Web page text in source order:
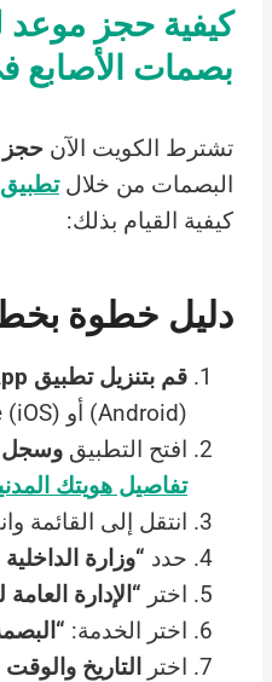
كيفية حجز
بصمات الأصابع
تشترط الكويت الآن حجز
البصمات من خلال
كيفية القيام بذلك:
دليل خطوة
قم بتنزيل تطبيق Sahel App
(Android) أو App Store (iOS).
افتح التطبيق وسجل
تفاصيل هويتك
انتقل إلى القائمة
حدد “وزارة الداخلية
اختر “الإدارة العامة
اختر الخدمة:
اختر
التاريخ والوقت